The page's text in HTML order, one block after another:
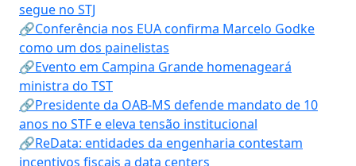
segue no STJ
🔗Conferência nos EUA confirma Marcelo Godke
como um dos painelistas
🔗Evento em Campina Grande homenageará
ministra do TST
🔗Presidente da OAB-MS defende mandato de 10
anos no STF e eleva tensão institucional
🔗ReData: entidades da engenharia contestam
incentivos fiscais a data centers